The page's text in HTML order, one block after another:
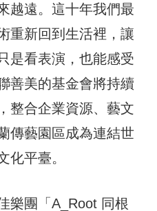
越遠。這十年我們最
重新回到生活裡，讓
是看表演，也能感受
善美的基金會將持續
整合企業資源、藝文
傳藝園區成為連結世
化平臺。
樂團「A_Root 同根